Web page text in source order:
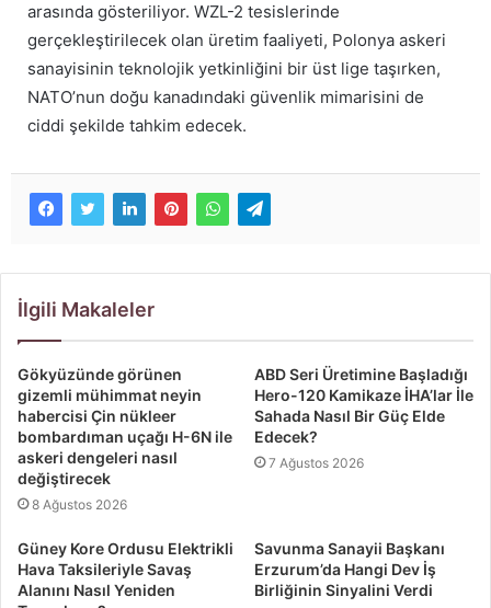
arasında gösteriliyor. WZL-2 tesislerinde
gerçekleştirilecek olan üretim faaliyeti, Polonya askeri
sanayisinin teknolojik yetkinliğini bir üst lige taşırken,
NATO’nun doğu kanadındaki güvenlik mimarisini de
ciddi şekilde tahkim edecek.
İlgili Makaleler
Gökyüzünde görünen
gizemli mühimmat neyin
habercisi Çin nükleer
bombardıman uçağı H-6N ile
askeri dengeleri nasıl
değiştirecek
8 Ağustos 2026
ABD Seri Üretimine Başladığı
Hero-120 Kamikaze İHA’lar İle
Sahada Nasıl Bir Güç Elde
Edecek?
7 Ağustos 2026
Güney Kore Ordusu Elektrikli
Hava Taksileriyle Savaş
Alanını Nasıl Yeniden
Savunma Sanayii Başkanı
Erzurum’da Hangi Dev İş
Birliğinin Sinyalini Verdi